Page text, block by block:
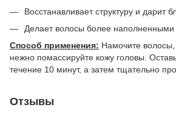
Восстанавливает структуру и дарит
Делает волосы более наполненными
Способ применения: Намочите
нежно помассируйте кожу головы.
течение 10 минут, а затем тщательно
Отзывы